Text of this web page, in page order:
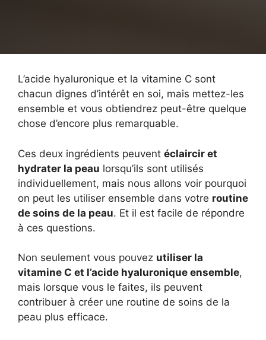
L’acide hyaluronique et la vitamine C sont
chacun dignes d’intérêt en soi, mais mettez-les
ensemble et vous obtiendrez peut-être quelque
chose d’encore plus remarquable.
Ces deux ingrédients peuvent éclaircir et
hydrater la peau lorsqu’ils sont utilisés
individuellement, mais nous allons voir pourquoi
on peut les utiliser ensemble dans votre routine
de soins de la peau. Et il est facile de répondre
à ces questions.
Non seulement vous pouvez utiliser la
vitamine C et l’acide hyaluronique ensemble,
mais lorsque vous le faites, ils peuvent
contribuer à créer une routine de soins de la
peau plus efficace.